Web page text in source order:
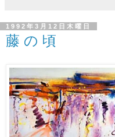
1992年3月12日木曜日
藤 の 頃